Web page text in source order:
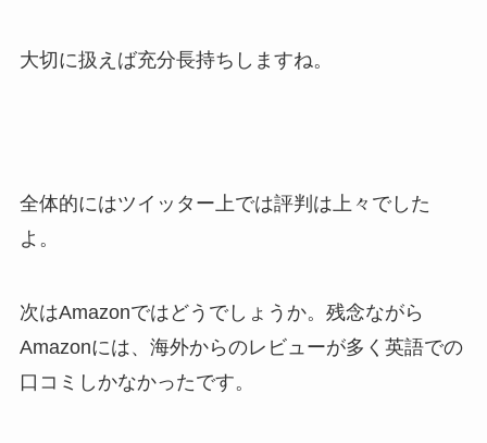
大切に扱えば充分長持ちしますね。
全体的にはツイッター上では評判は上々でした
よ。
次はAmazonではどうでしょうか。残念ながら
Amazonには、海外からのレビューが多く英語での
口コミしかなかったです。